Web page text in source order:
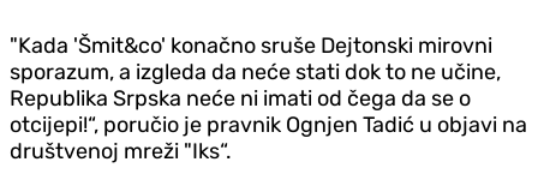
"Kada 'Šmit&co' konačno sruše Dejtonski mirovni
sporazum, a izgleda da neće stati dok to ne učine,
Republika Srpska neće ni imati od čega da se o
otcijepi!“, poručio je pravnik Ognjen Tadić u objavi na
društvenoj mreži "Iks“.